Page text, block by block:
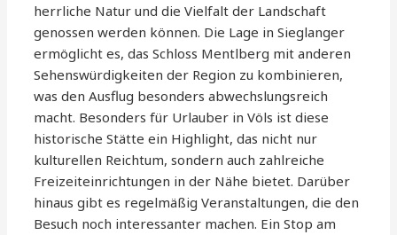
herrliche Natur und die Vielfalt der Landschaft
genossen werden können. Die Lage in Sieglanger
ermöglicht es, das Schloss Mentlberg mit anderen
Sehenswürdigkeiten der Region zu kombinieren,
was den Ausflug besonders abwechslungsreich
macht. Besonders für Urlauber in Völs ist diese
historische Stätte ein Highlight, das nicht nur
kulturellen Reichtum, sondern auch zahlreiche
Freizeiteinrichtungen in der Nähe bietet. Darüber
hinaus gibt es regelmäßig Veranstaltungen, die den
Besuch noch interessanter machen. Ein Stop am